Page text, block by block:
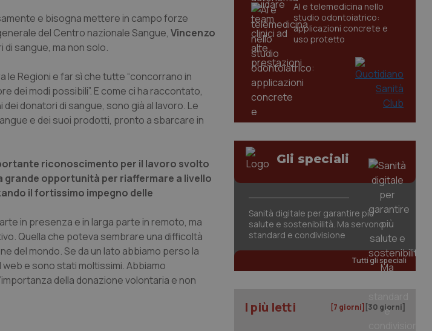
e bisogna mettere in campo forze
del Centro nazionale Sangue, Vincenzo
sangue, ma non solo.
le Regioni e far sì che tutte “concorrano in
dei modi possibili”. E come ci ha raccontato,
donatori di sangue, sono già al lavoro. Le
e dei suoi prodotti, pronto a sbarcare in
riconoscimento per il lavoro svolto
grande opportunità per riaffermare a livello
il fortissimo impegno delle
in presenza e in larga parte in remoto, ma
Quella che poteva sembrare una difficoltà
del mondo. Se da un lato abbiamo perso la
e sono stati moltissimi. Abbiamo
della donazione volontaria e non
AI e telemedicina nello
studio odontoiatrico:
applicazioni concrete e
uso protetto
Gli speciali
Sanità digitale per garantire più
salute e sostenibilità. Ma servono
standard e condivisione
Tutti gli speciali
I più letti [7 giorni] [30 giorni]